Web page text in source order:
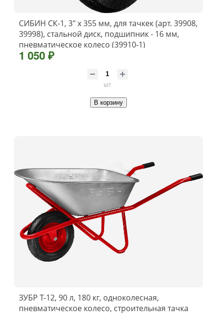
СИБИН СК-1, 3″ х 355 мм, для тачкек (арт. 39908,
39998), стальной диск, подшипник - 16 мм,
пневматическое колесо (39910-1)
1 050 ₽
шт
В корзину
ЗУБР Т-12, 90 л, 180 кг, одноколесная,
пневматическое колесо, строительная тачка